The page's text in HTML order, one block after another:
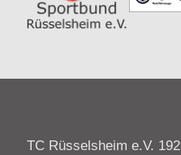
TC Rüsselsheim e.V.